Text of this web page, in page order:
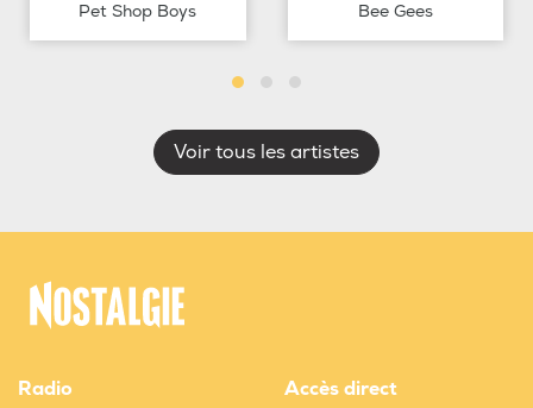
Pet Shop Boys Bee Gees
Voir tous les artistes
Radio Accès direct